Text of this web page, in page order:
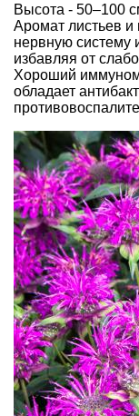
Высота - 50–100
Аромат листьев и
нервную систему
избавляя от
Хороший
обладает